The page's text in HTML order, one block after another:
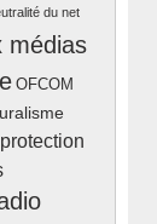
du net
médias
OFCOM
protection